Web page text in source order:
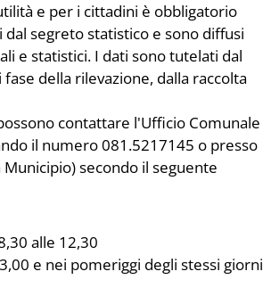
e per i cittadini è obbligatorio
segreto statistico e sono diffusi
e statistici. I dati sono tutelati dal
della rilevazione, dalla raccolta
contattare l'Ufficio Comunale
il numero 081.5217145 o presso
secondo il seguente
alle 12,30
e nei pomeriggi degli stessi giorni